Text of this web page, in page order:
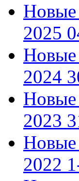
Новые
2025
Новые
2024
Новые
2023
Новые
2022